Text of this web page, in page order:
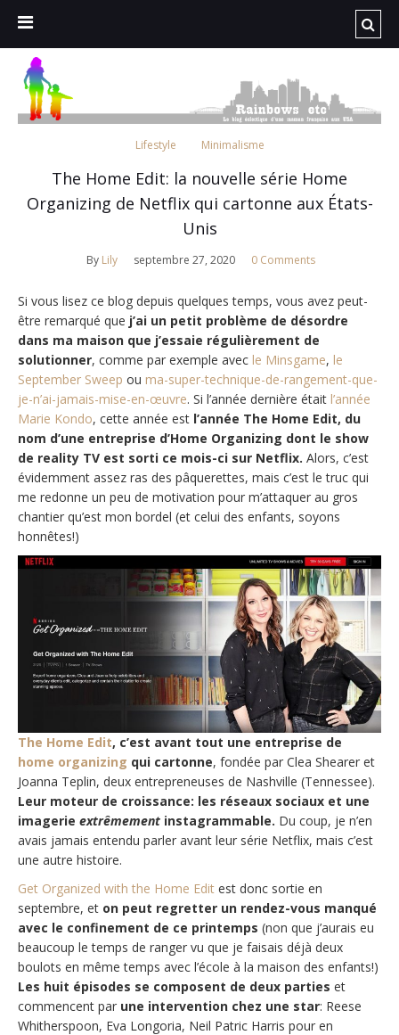
Lifestyle Minimalisme
The Home Edit: la nouvelle série Home
Organizing de Netflix qui cartonne aux États-
Unis
By Lily septembre 27, 2020 0 Comments
Si vous lisez ce blog depuis quelques temps, vous avez peut-
être remarqué que j’ai un petit problème de désordre
dans ma maison que j’essaie régulièrement de
solutionner, comme par exemple avec le Minsgame, le
September Sweep ou ma-super-technique-de-rangement-que-
je-n’ai-jamais-mise-en-œuvre. Si l’année dernière était l’année
Marie Kondo, cette année est l’année The Home Edit, du
nom d’une entreprise d’Home Organizing dont le show
de reality TV est sorti ce mois-ci sur Netflix. Alors, c’est
évidemment assez ras des pâquerettes, mais c’est le truc qui
me redonne un peu de motivation pour m’attaquer au gros
chantier qu’est mon bordel (et celui des enfants, soyons
honnêtes!)
The Home Edit, c’est avant tout une entreprise de
home organizing qui cartonne, fondée par Clea Shearer et
Joanna Teplin, deux entrepreneuses de Nashville (Tennessee).
Leur moteur de croissance: les réseaux sociaux et une
imagerie extrêmement instagrammable. Du coup, je n’en
avais jamais entendu parler avant leur série Netflix, mais c’est
une autre histoire.
Get Organized with the Home Edit est donc sortie en
septembre, et on peut regretter un rendez-vous manqué
avec le confinement de ce printemps (non que j’aurais eu
beaucoup le temps de ranger vu que je faisais déjà deux
boulots en même temps avec l’école à la maison des enfants!)
Les huit épisodes se composent de deux parties et
commencent par une intervention chez une star: Reese
Whitherspoon, Eva Longoria, Neil Patric Harris pour en